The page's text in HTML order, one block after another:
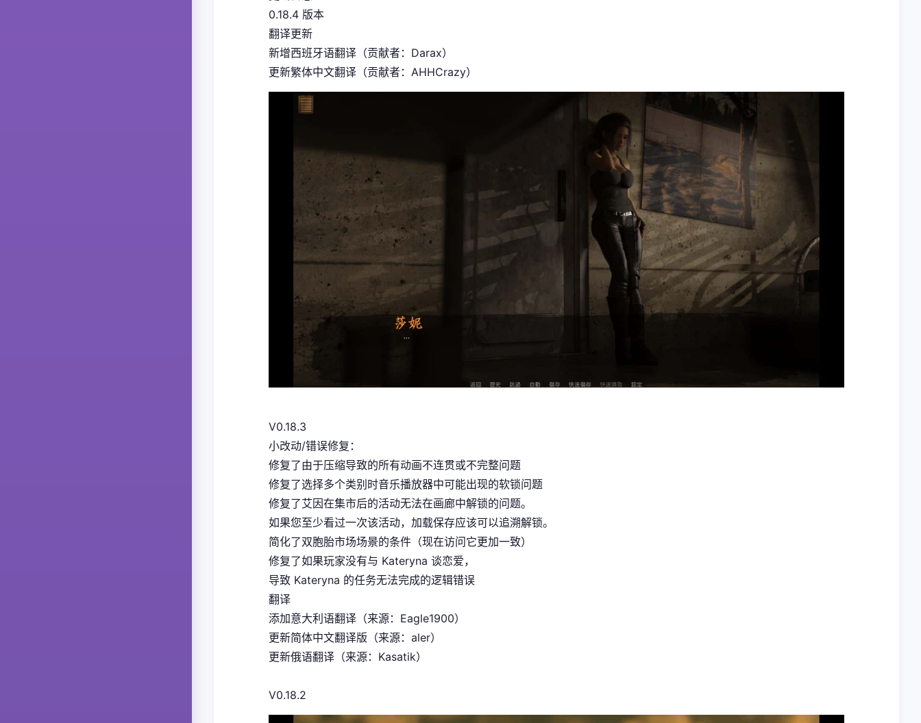
0.18.4 版本
翻译更新
新增西班牙语翻译（贡献者：Darax）
更新繁体中文翻译（贡献者：AHHCrazy）
V0.18.3
小改动/错误修复：
修复了由于压缩导致的所有动画不连贯或不完整问题
修复了选择多个类别时音乐播放器中可能出现的软锁问题
修复了艾因在集市后的活动无法在画廊中解锁的问题。
如果您至少看过一次该活动，加载保存应该可以追溯解锁。
简化了双胞胎市场场景的条件（现在访问它更加一致）
修复了如果玩家没有与 Kateryna 谈恋爱，
导致 Kateryna 的任务无法完成的逻辑错误
翻译
添加意大利语翻译（来源：Eagle1900）
更新简体中文翻译版（来源：aler）
更新俄语翻译（来源：Kasatik）
V0.18.2